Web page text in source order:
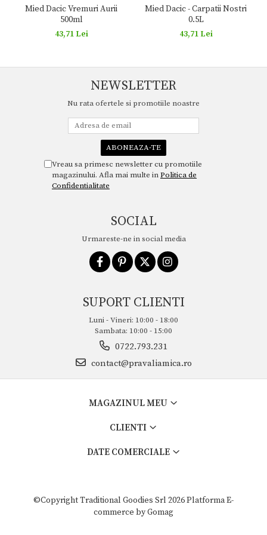
Mied Dacic Vremuri Aurii
500ml
43,71 Lei
Mied Dacic - Carpatii Nostri
0.5L
43,71 Lei
NEWSLETTER
Nu rata ofertele si promotiile noastre
Vreau sa primesc newsletter cu promotiile
magazinului. Afla mai multe inPolitica de
Confidentialitate
SOCIAL
Urmareste-ne in social media
SUPORT CLIENTI
Luni - Vineri: 10:00 - 18:00
Sambata: 10:00 - 15:00
0722.793.231
contact@pravaliamica.ro
MAGAZINUL MEU
CLIENTI
DATE COMERCIALE
©Copyright Traditional Goodies Srl 2026Platforma E-
commerce by Gomag